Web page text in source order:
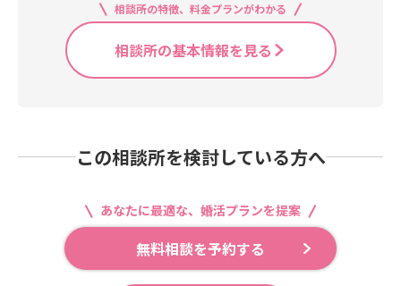
相談所の特徴、料金プランがわかる
相談所の基本情報を見る
この相談所を検討している方へ
あなたに最適な、婚活プランを提案
無料相談を予約する